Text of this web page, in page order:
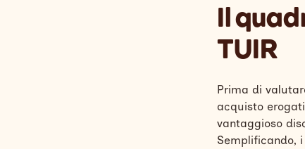
Il
TUIR
Prima di
acquisto
vantaggioso
Semplificando,